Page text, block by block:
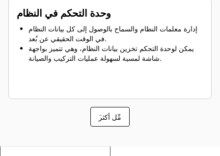
وحدة التحكم في النظام
إدارة معلمات النظام والسماح بالوصول إلى كل بيانات النظام
في الوقت الحقيقي عن بُعد.
يمكن لوحدة التحكم تخزين بيانات النظام، وهي تتميز بواجهة
شاشة لمسية لسهولة عمليات التركيب والصيانة.
َمِّل أكثر